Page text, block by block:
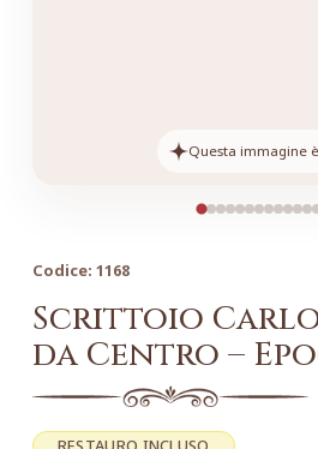
Questa immagine
Codice: 1168
Scrittoio Carlo
da Centro –